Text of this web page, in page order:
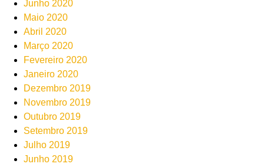
Junho 2020
Maio 2020
Abril 2020
Março 2020
Fevereiro 2020
Janeiro 2020
Dezembro 2019
Novembro 2019
Outubro 2019
Setembro 2019
Julho 2019
Junho 2019